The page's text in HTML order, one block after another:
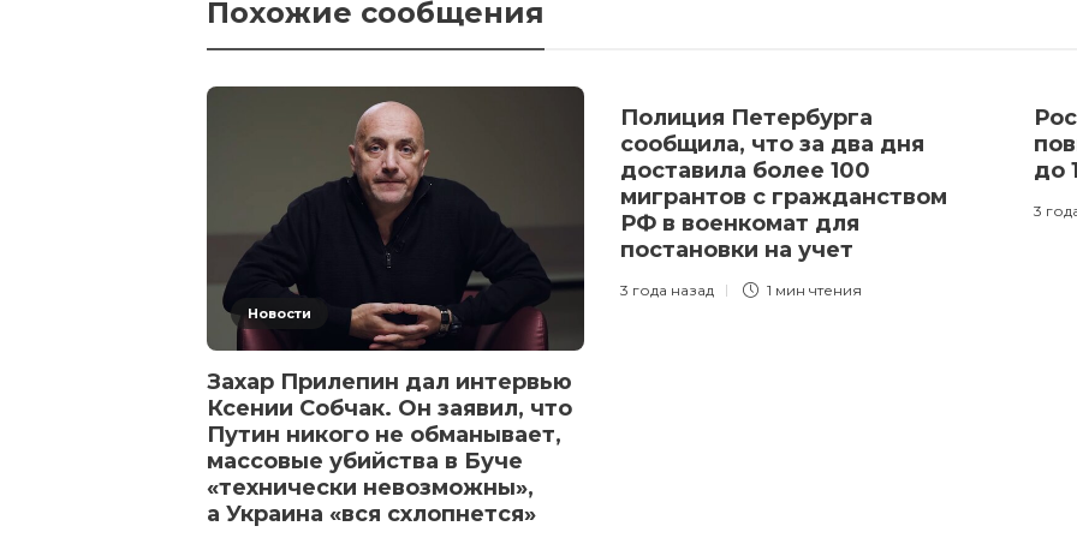
Похожие сообщения
Новости
Захар Прилепин дал интервью
Ксении Собчак. Он заявил, что
Путин никого не обманывает,
массовые убийства в Буче
«технически невозможны»,
а Украина «вся схлопнется»
Полиция Петербурга
сообщила, что за два дня
доставила более 100
мигрантов с гражданством
РФ в военкомат для
постановки на учет
3 года назад 1 мин чтения
до
3